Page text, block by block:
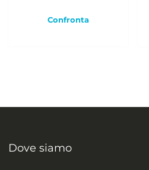
Confronta
Dove siamo